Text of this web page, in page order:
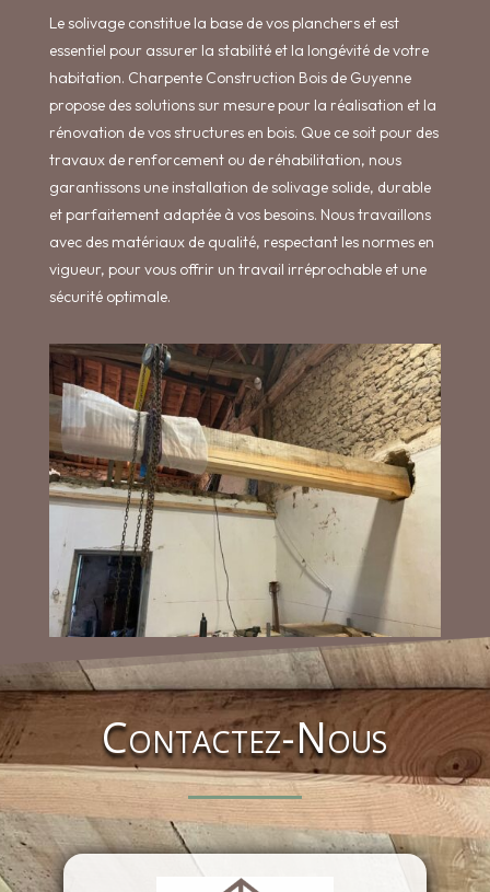
Le solivage constitue la base de vos planchers et est
essentiel pour assurer la stabilité et la longévité de votre
habitation. Charpente Construction Bois de Guyenne
propose des solutions sur mesure pour la réalisation et la
rénovation de vos structures en bois. Que ce soit pour des
travaux de renforcement ou de réhabilitation, nous
garantissons une installation de solivage solide, durable
et parfaitement adaptée à vos besoins. Nous travaillons
avec des matériaux de qualité, respectant les normes en
vigueur, pour vous offrir un travail irréprochable et une
sécurité optimale.
Contactez-Nous